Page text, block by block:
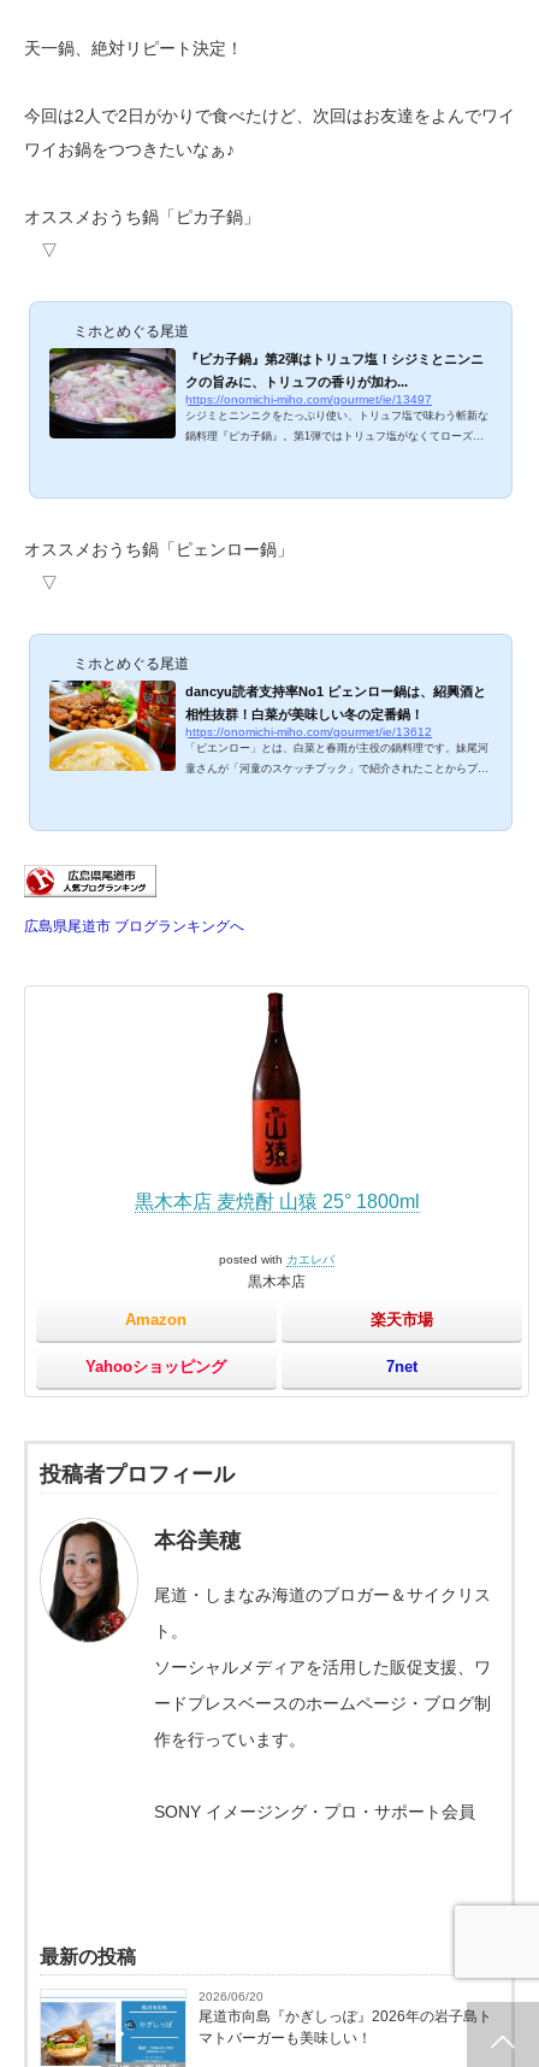
天一鍋、絶対リピート決定！
今回は2人で2日がかりで食べたけど、次回はお友達をよんでワイ
ワイお鍋をつつきたいなぁ♪
オススメおうち鍋「ピカ子鍋」
▽
ミホとめぐる尾道
『ピカ子鍋』第2弾はトリュフ塩！シジミとニンニ
クの旨みに、トリュフの香りが加わ...
https://onomichi-miho.com/gourmet/ie/13497
シジミとニンニクをたっぷり使い、トリュフ塩で味わう斬新な
鍋料理『ピカ子鍋』。第1弾ではトリュフ塩がなくてローズ岩
です。作り方をご紹介しますね。 ピカ子鍋とは？ セレブおね
15年11月放送『ぷっすま』の「オネエのオナベ選手権」で紹介
オススメおうち鍋「ピェンロー鍋」
▽
ミホとめぐる尾道
dancyu読者支持率No1 ピェンロー鍋は、紹興酒と
相性抜群！白菜が美味しい冬の定番鍋！
https://onomichi-miho.com/gourmet/ie/13612
「ピエンロー」とは、白菜と春雨が主役の鍋料理です。妹尾河
童さんが「河童のスケッチブック」で紹介されたことからブー
簡単なので、冬の定番料理にオススメです。紹興酒をちびちび
広島県尾道市 ブログランキングへ
黒木本店 麦焼酎 山猿 25° 1800ml
posted with カエレバ
黒木本店
Amazon 楽天市場
Yahooショッピング 7net
投稿者プロフィール
本谷美穂
尾道・しまなみ海道のブロガー＆サイクリス
ト。
ソーシャルメディアを活用した販促支援、ワ
ードプレスベースのホームページ・ブログ制
作を行っています。
SONY イメージング・プロ・サポート会員
最新の投稿
2026/06/20
尾道市向島『かぎしっぽ』2026年の岩子島ト
マトバーガーも美味しい！
ホーム 新着情報 シェア お問合せ